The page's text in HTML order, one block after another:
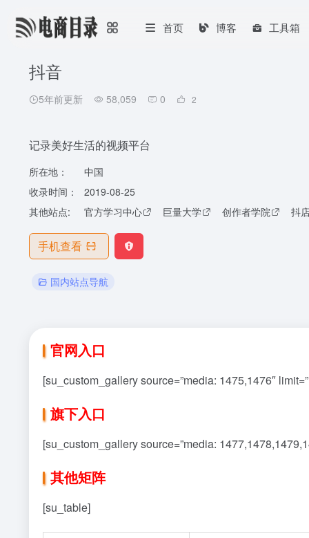
首页 博客 工具箱
抖音
5年前更新 58,059 0 2
记录美好生活的视频平台
所在地：
中国
收录时间：
2019-08-25
其他站点:
官方学习中心 巨量大学 创作者学院 抖
手机查看
国内站点导航
官网入口
[su_custom_gallery source=”media: 1475,1476″
旗下入口
[su_custom_gallery source=”media:
其他矩阵
[su_table]